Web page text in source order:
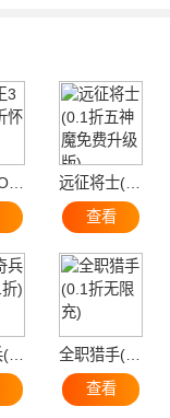
冒险王3OL(0.1折怀旧服)
查看
孤岛奇兵(末日0.1折)
查看